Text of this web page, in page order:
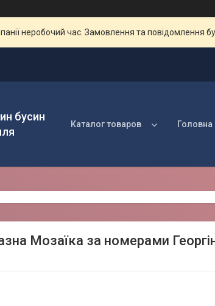
неробочий час. Замовлення та повідомлення
бусин
Каталог товаров Головна
Мозаїка за номерами